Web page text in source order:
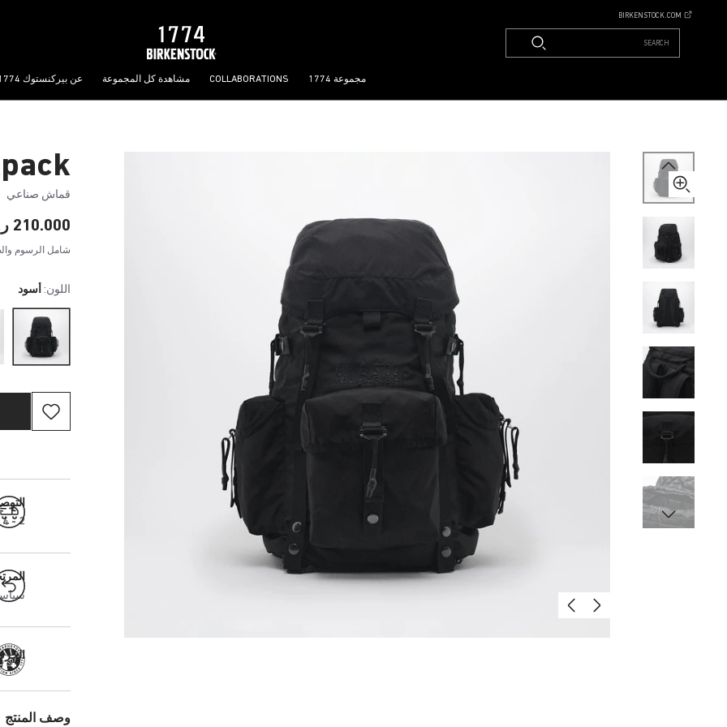
BIRKENSTOCK.COM
SEARCH
مجموعة 1774 COLLABORATIONS مشاهدة كل المجموعة عن بيركنستوك 1774
قماش صناعي
210.000 ر.ع.
شامل الرسوم
اللون:أسود
2 - 4 أيام عمل
سياسة
وصف المنتج